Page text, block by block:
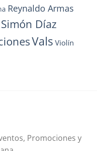
Reynaldo Armas
Simón Díaz
Vals Violín
Promociones y